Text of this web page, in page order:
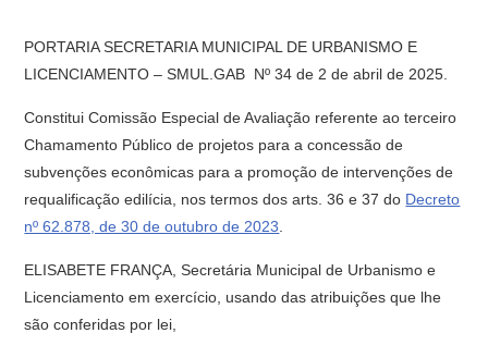
PORTARIA SECRETARIA MUNICIPAL DE URBANISMO E
LICENCIAMENTO – SMUL.GAB Nº 34 de 2 de abril de 2025.
Constitui Comissão Especial de Avaliação referente ao terceiro
Chamamento Público de projetos para a concessão de
subvenções econômicas para a promoção de intervenções de
requalificação edilícia, nos termos dos arts. 36 e 37 do Decreto
nº 62.878, de 30 de outubro de 2023
ELISABETE FRANÇA, Secretária Municipal de Urbanismo e
Licenciamento em exercício, usando das atribuições que lhe
são conferidas por lei,